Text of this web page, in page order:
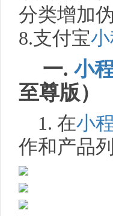
分类增加
8.支付宝
一.小
至尊版）
1. 在小
作和产品